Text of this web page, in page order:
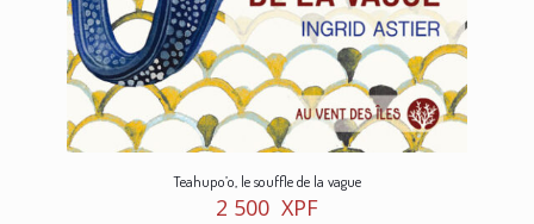
Teahupo’o, le souffle de la vague
2 500 XPF